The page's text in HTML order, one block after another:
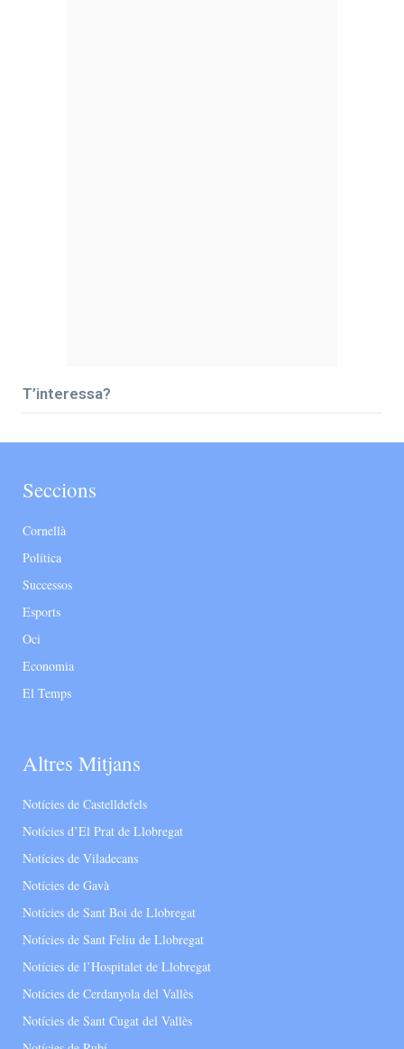
T’interessa?
Seccions
Cornellà
Política
Successos
Esports
Oci
Economia
El Temps
Altres Mitjans
Notícies de Castelldefels
Notícies d’El Prat de Llobregat
Notícies de Viladecans
Notícies de Gavà
Notícies de Sant Boi de Llobregat
Notícies de Sant Feliu de Llobregat
Notícies de l’Hospitalet de Llobregat
Notícies de Cerdanyola del Vallès
Notícies de Sant Cugat del Vallès